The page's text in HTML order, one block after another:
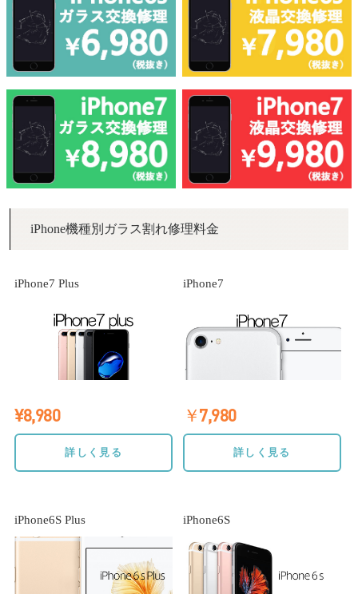
iPhone機種別ガラス割れ修理料金
iPhone7 Plus
¥8,980
詳しく見る
iPhone7
￥7,980
詳しく見る
iPhone6S Plus iPhone6S